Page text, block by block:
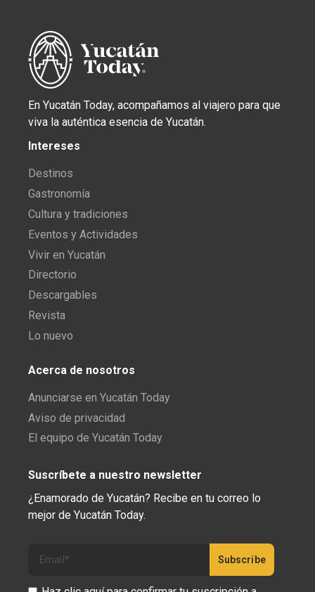
En Yucatán Today, acompañamos al viajero para que
viva la auténtica esencia de Yucatán.
Intereses
Destinos
Gastronomía
Cultura y tradiciones
Eventos y Actividades
Vivir en Yucatán
Directorio
Descargables
Revista
Lo nuevo
Acerca de nosotros
Anunciarse en Yucatán Today
Aviso de privacidad
El equipo de Yucatán Today
Suscríbete a nuestro newsletter
¿Enamorado de Yucatán? Recibe en tu correo lo
mejor de Yucatán Today.